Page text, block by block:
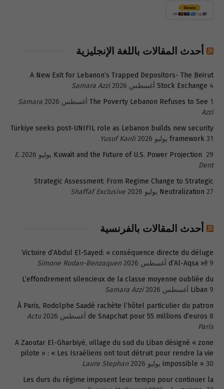
أحدث المقالات باللغة الإنجليزية
A New Exit for Lebanon’s Trapped Depositors- The Beirut
Stock Exchange 4 أغسطس 2026
Samara Azzi
The Poverty Lebanon Refuses to See 1 أغسطس 2026
Samara
Azzi
Türkiye seeks post-UNIFIL role as Lebanon builds new security
framework 31 يوليو 2026
Yusuf Kanli
Kuwait and the Future of U.S. Power Projection 29 يوليو 2026
E.
Dent
Strategic Assessment: From Regime Change to Strategic
Neutralization 27 يوليو 2026 Shaffaf Exclusive
أحدث المقالات بالفرنسية
Victoire d’Abdul El-Sayed: « conséquence directe du déluge
d’Al-Aqsa »!! 9 أغسطس 2026
Simone Rodan-Benzaquen
L’effondrement silencieux de la classe moyenne oubliée du
Liban 9 أغسطس 2026
Samara Azzi
À Paris, Rodolphe Saadé rachète l’hôtel particulier du patron
de Snapchat pour 55 millions d’euros 8 أغسطس 2026
Actu
Paris
A Zaoutar El-Gharbiyé, village du sud du Liban désigné « zone
pilote » : « Les Israéliens ont tout détruit pour rendre la vie
impossible » 30 يوليو 2026
Laure Stephan
Les durs du régime imposent leur tempo pour continuer la